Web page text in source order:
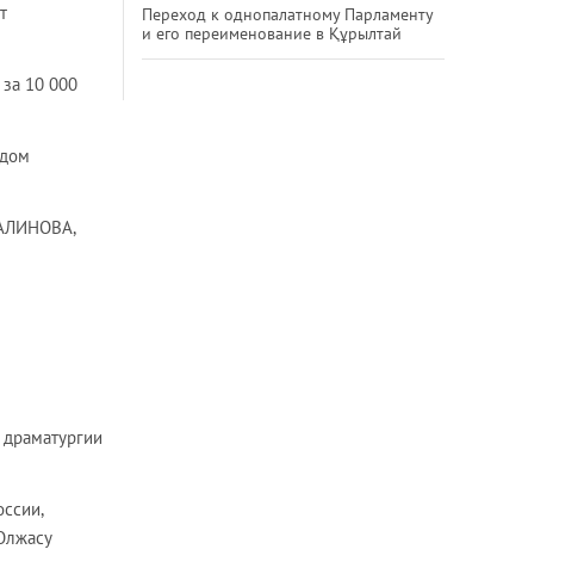
10 000
Переход к однопалатному Парламенту
и его переименование в Құрылтай